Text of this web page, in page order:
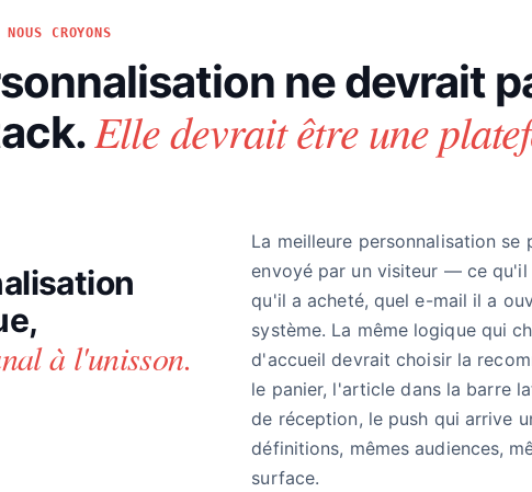
CROYONS
ne devrait
Elle devrait être une
à l'unisson.
La meilleure personnalisation se
envoyé par un visiteur — ce
qu'il a acheté, quel e-mail il a
système. La même logique qui
d'accueil devrait choisir la
le panier, l'article dans la barre
de réception, le push qui arrive
définitions, mêmes audiences,
surface.